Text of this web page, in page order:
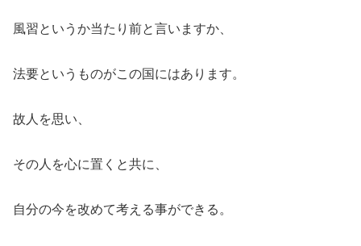
風習というか当たり前と言いますか、
法要というものがこの国にはあります。
故人を思い、
その人を心に置くと共に、
自分の今を改めて考える事ができる。